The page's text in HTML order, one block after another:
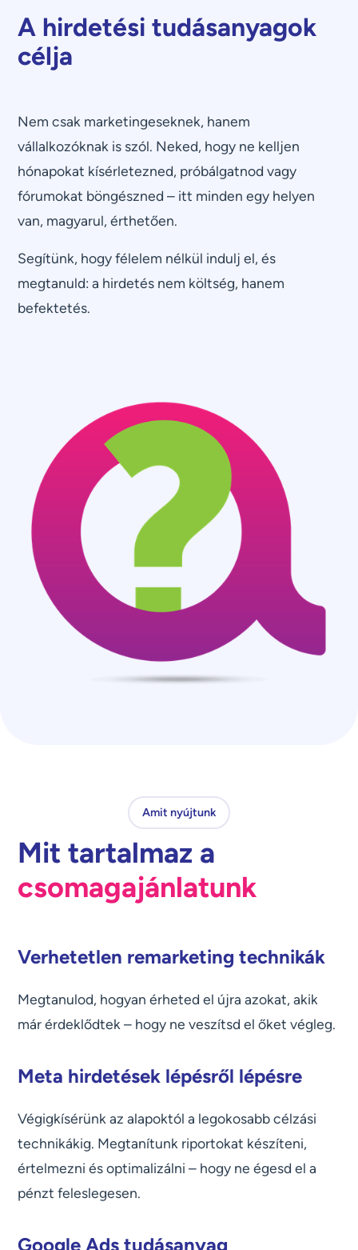
A hirdetési tudásanyagok
célja
Nem csak marketingeseknek, hanem
vállalkozóknak is szól. Neked, hogy ne kelljen
hónapokat kísérletezned, próbálgatnod vagy
fórumokat böngészned – itt minden egy helyen
van, magyarul, érthetően.
Segítünk, hogy félelem nélkül indulj el, és
megtanuld: a hirdetés nem költség, hanem
befektetés.
Amit nyújtunk
Mit tartalmaz a
csomagajánlatunk
Verhetetlen remarketing technikák
Megtanulod, hogyan érheted el újra azokat, akik
már érdeklődtek – hogy ne veszítsd el őket végleg.
Meta hirdetések lépésről lépésre
Végigkísérünk az alapoktól a legokosabb célzási
technikákig. Megtanítunk riportokat készíteni,
értelmezni és optimalizálni – hogy ne égesd el a
pénzt feleslegesen.
Google Ads tudásanyag